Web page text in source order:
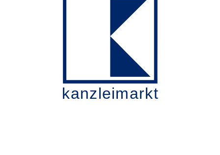
kanzleimarkt